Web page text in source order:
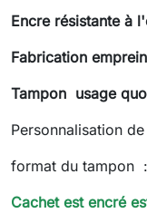
Encre résistante à
Fabrication
Tampon usage
Personnalisation
format du tampon :
Cachet est encré